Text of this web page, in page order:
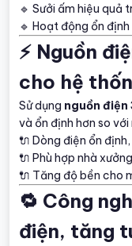
🔹 Sưởi ấm hiệu quả
🔹 Hoạt động ổn
⚡ Nguồn
cho hệ
Sử dụng nguồn điện
và ổn định hơn so
🔌 Dòng điện ổn
🔌 Phù hợp nhà
🔌 Tăng độ bền cho
🔁 Công
điện, tăng